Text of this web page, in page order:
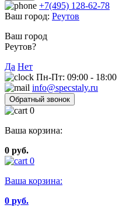
+7(495) 128-62-78
Ваш город: Реутов
Ваш город
Реутов?
Да Нет
Пн-Пт: 09:00 - 18:00
info@specstaly.ru
Обратный звонок
0
Ваша корзина:
0 руб.
0
Ваша корзина:
0 руб.